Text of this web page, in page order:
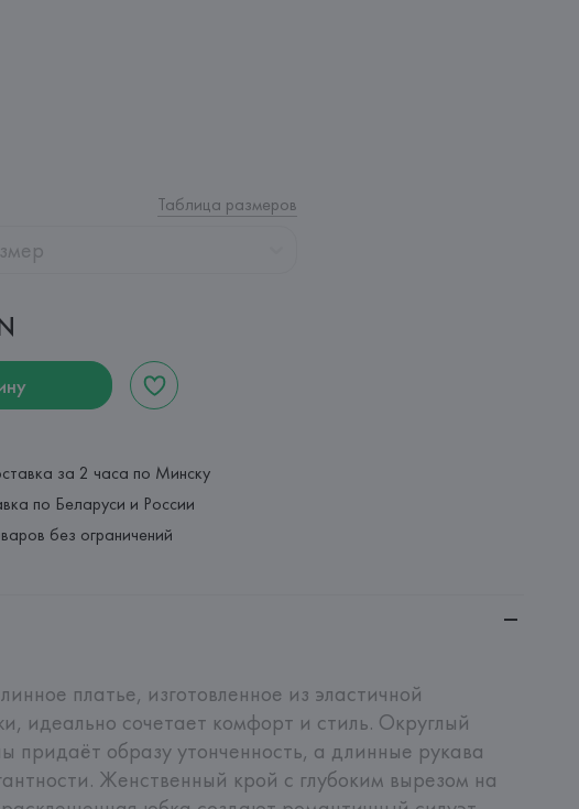
Таблица размеров
за 2 часа по Минску
по Беларуси и России
без ограничений
платье, изготовленное из эластичной
идеально сочетает комфорт и стиль. Округлый
придаёт образу утонченность, а длинные рукава
Женственный крой с глубоким вырезом на